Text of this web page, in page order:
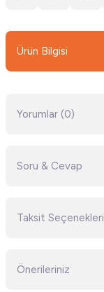
Ürün Bilgisi
Yorumlar (0)
Soru & Cevap
Taksit Seçenekleri
Önerileriniz